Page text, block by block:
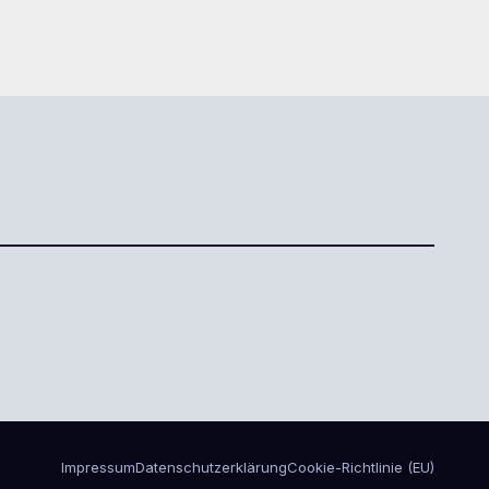
ImpressumDatenschutzerklärungCookie-Richtlinie (EU)